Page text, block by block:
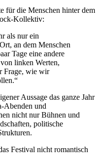
für die Menschen hinter dem
Kollektiv:
als nur ein
an dem Menschen
Tage eine andere
linken Werten,
Frage, wie wir
Aussage das ganze Jahr
Abenden und
nicht nur Bühnen und
politische
Festival nicht romantisch